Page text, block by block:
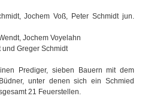
Jochem Voß, Peter Schmidt jun.
Jochem Voyelahn
und Greger Schmidt
Prediger, sieben Bauern mit dem
unter denen sich ein Schmied
21 Feuerstellen.